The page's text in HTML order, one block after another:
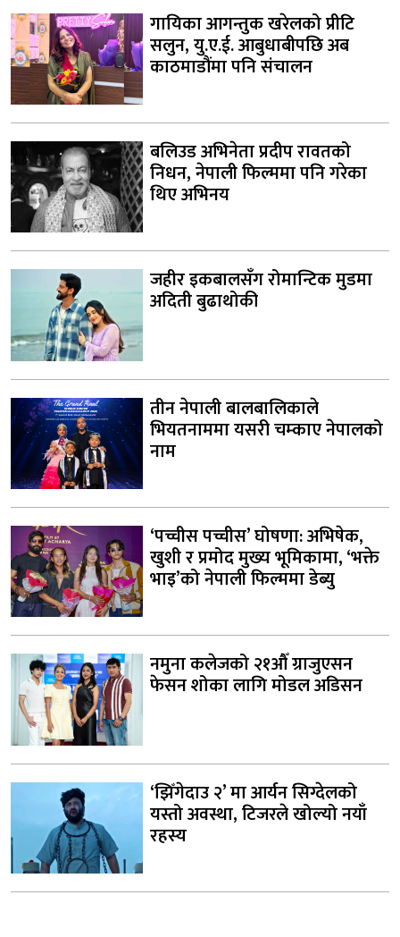
गायिका आगन्तुक खरेलको प्रीटि
सलुन, यु.ए.ई. आबुधाबीपछि अब
काठमाडौंमा पनि संचालन
बलिउड अभिनेता प्रदीप रावतको
निधन, नेपाली फिल्ममा पनि गरेका
थिए अभिनय
जहीर इकबालसँग रोमान्टिक मुडमा
अदिती बुढाथोकी
तीन नेपाली बालबालिकाले
भियतनाममा यसरी चम्काए नेपालको
नाम
‘पच्चीस पच्चीस’ घोषणा: अभिषेक,
खुशी र प्रमोद मुख्य भूमिकामा, ‘भक्ते
भाइ’को नेपाली फिल्ममा डेब्यु
नमुना कलेजको २१औँ ग्राजुएसन
फेसन शोका लागि मोडल अडिसन
‘झिँगेदाउ २’ मा आर्यन सिग्देलको
यस्तो अवस्था, टिजरले खोल्यो नयाँ
रहस्य